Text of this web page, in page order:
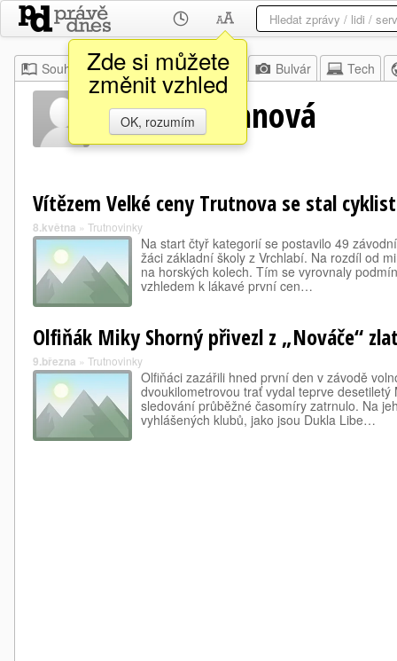
Zde si můžete
změnit vzhled
OK, rozumím
Souhrn Moje Z domova Bulvár Tech
Aneta Bímanová
Vítězem Velké ceny Trutnova se stal
8.května » Trutnovinky
Na start čtyř kategorií se postavilo 49
žáci základní školy z Vrchlabí. Na rozdíl od
na horských kolech. Tím se vyrovnaly
vzhledem k lákavé první cen…
Olfiňák Miky Shorný přivezl z „Nováče“
9.března » Trutnovinky
Olfiňáci zazářili hned první den v závodě
dvoukilometrovou trať vydal teprve desetiletý
sledování průběžné časomíry zatrnulo. Na
vyhlášených klubů, jako jsou Dukla Libe…